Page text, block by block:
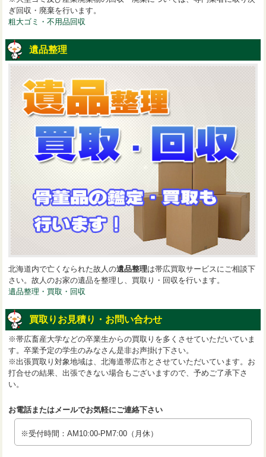
ぎ回収・廃棄を行います。
粗大ゴミ・不用品回収
遺品整理
北海道内で亡くなられた故人の遺品整理は帯広買取サービスにご相談下
さい。故人のお家の遺品を整理し、買取り・回収を行います。
遺品整理・買取・回収
買取りお見積り・お問い合わせ
※帯広畜産大学などの卒業生からの買取りを多くさせていただいていま
す。卒業予定の学生のみなさん是非お声掛け下さい。
※出張買取り対象地域は、北海道帯広市とさせていただいています。お
打合せの結果、出張できない場合もございますので、予めご了承下さ
い。
お電話またはメールでお気軽にご連絡下さい
※受付時間：AM10:00-PM7:00（月休）